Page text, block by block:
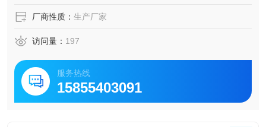
厂商性质： 生产厂家
访问量： 197
服务热线
15855403091